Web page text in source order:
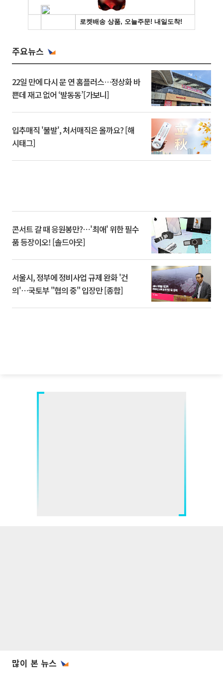
주요뉴스
22일 만에 다시 문 연 홈플러스…정상화 바
쁜데 재고 없어 ‘발동동’[가보니]
입추매직 '불발', 처서매직은 올까요? [해
시태그]
콘서트 갈 때 응원봉만?⋯'최애' 위한 필수
품 등장이오! [솔드아웃]
서울시, 정부에 정비사업 규제 완화 '건
의'⋯국토부 "협의 중" 입장만 [종합]
많이 본 뉴스